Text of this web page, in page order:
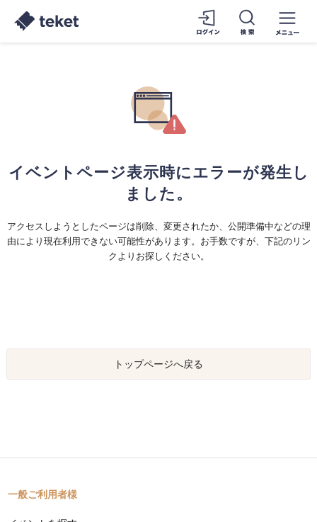
イベントページ表示時にエラーが発生し
ました。
アクセスしようとしたページは削除、変更されたか、公開準備中などの理
由により現在利用できない可能性があります。お手数ですが、下記のリン
クよりお探しください。
トップページへ戻る
一般ご利用者様